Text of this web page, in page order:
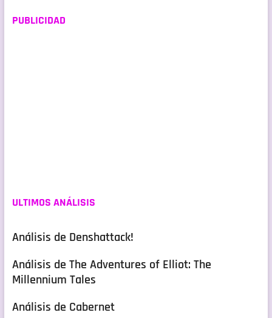
PUBLICIDAD
ULTIMOS ANÁLISIS
Análisis de Denshattack!
Análisis de The Adventures of Elliot: The
Millennium Tales
Análisis de Cabernet